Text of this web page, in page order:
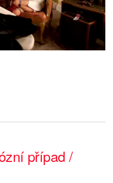
případ /